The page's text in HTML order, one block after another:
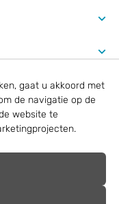
gaat u akkoord met
de navigatie op de
website te